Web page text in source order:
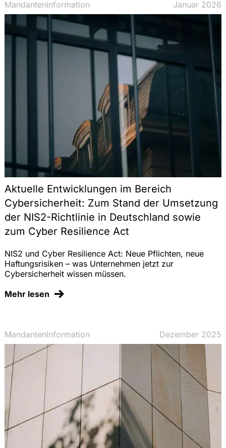
Mandanteninformation Januar 2026
Aktuelle Entwicklungen im Bereich
Cybersicherheit: Zum Stand der Umsetzung
der NIS2-Richtlinie in Deutschland sowie
zum Cyber Resilience Act
NIS2 und Cyber Resilience Act: Neue Pflichten, neue
Haftungsrisiken – was Unternehmen jetzt zur
Cybersicherheit wissen müssen.
Mehr lesen
Mandanteninformation Dezember 2025